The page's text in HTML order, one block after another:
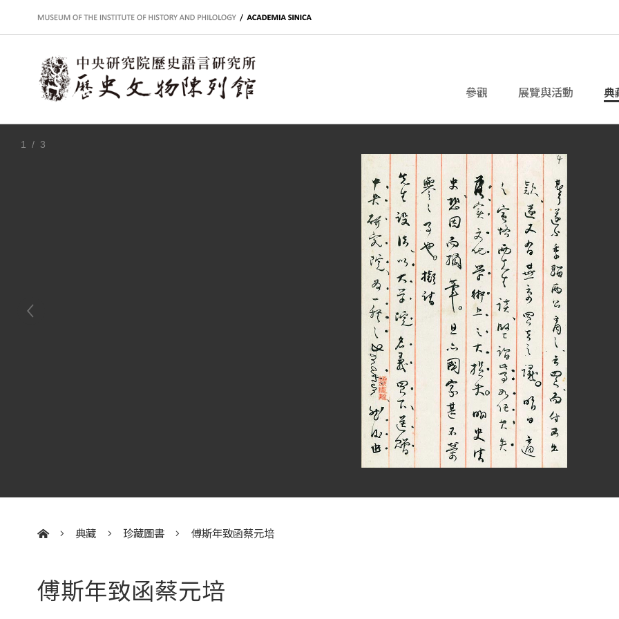
:::
參觀 展覽與活動 典
1 / 3
典藏 珍藏圖書 傅斯年致函蔡元培
傅斯年致函蔡元培